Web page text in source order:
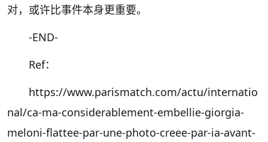
对，或许比事件本身更重要。
-END-
Ref：
https://www.parismatch.com/actu/internatio
nal/ca-ma-considerablement-embellie-giorgia-
meloni-flattee-par-une-photo-creee-par-ia-avant-